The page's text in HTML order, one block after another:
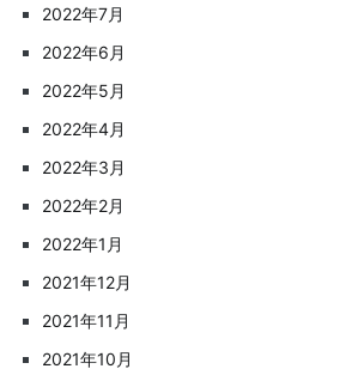
2022年7月
2022年6月
2022年5月
2022年4月
2022年3月
2022年2月
2022年1月
2021年12月
2021年11月
2021年10月